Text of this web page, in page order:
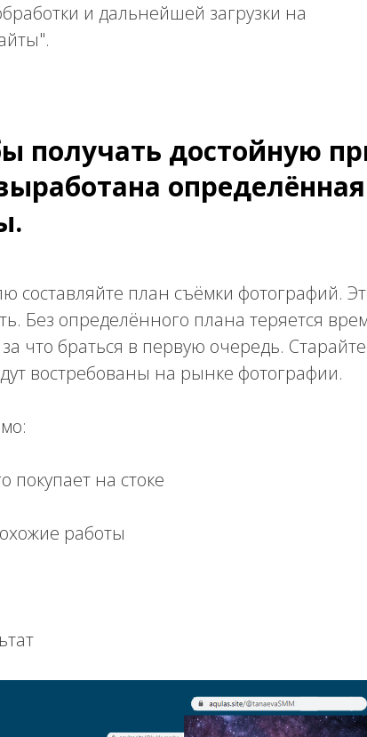
и дальнейшей загрузки на
получать достойную
определённая
составляйте план съёмки фотографий.
Без определённого плана теряется
что браться в первую очередь.
востребованы на рынке фотографии.
покупает на стоке
работы